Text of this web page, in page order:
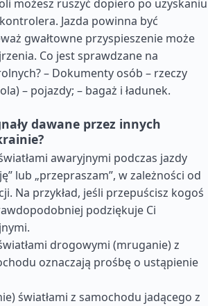
możesz ruszyć dopiero po uzyskaniu
Jazda powinna być
gwałtowne przyspieszenie może
Co jest sprawdzane na
– Dokumenty osób – rzeczy
– pojazdy; – bagaż i ładunek.
dawane przez innych
awaryjnymi podczas jazdy
lub „przepraszam”, w zależności od
Na przykład, jeśli przepuścisz kogoś
podziękuje Ci
drogowymi (mruganie) z
oznaczają prośbę o ustąpienie
światłami z samochodu jadącego z